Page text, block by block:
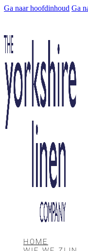
Ga naar hoofdinhoud Ga
HOME